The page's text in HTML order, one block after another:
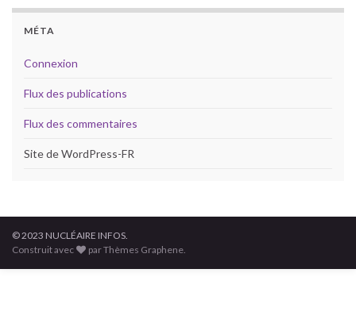
MÉTA
Connexion
Flux des publications
Flux des commentaires
Site de WordPress-FR
© 2023 NUCLÉAIRE INFOS.
Construit avec
par Thèmes Graphene.